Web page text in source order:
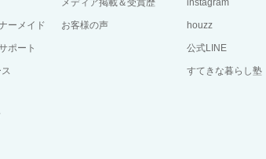
ーメイド
ポート
メディア掲載＆受賞歴
お客様の声
instagram
houzz
公式LINE
すてきな暮らし塾